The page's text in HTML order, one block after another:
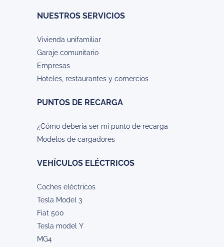
NUESTROS SERVICIOS
Vivienda unifamiliar
Garaje comunitario
Empresas
Hoteles, restaurantes y comercios
PUNTOS DE RECARGA
¿Cómo debería ser mi punto de recarga
Modelos de cargadores
VEHÍCULOS ELÉCTRICOS
Coches eléctricos
Tesla Model 3
Fiat 500
Tesla model Y
MG4